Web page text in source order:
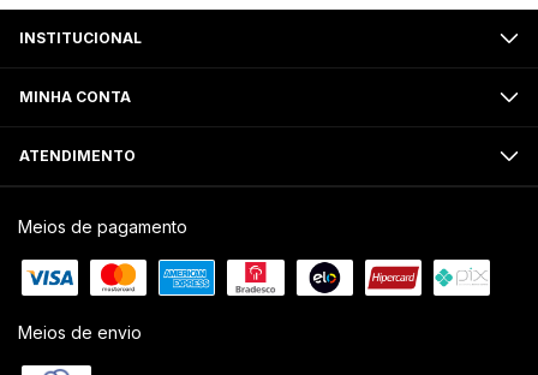
INSTITUCIONAL
MINHA CONTA
ATENDIMENTO
Meios de pagamento
Meios de envio